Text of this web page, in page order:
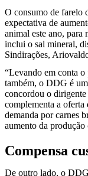
O consumo de farelo
expectativa de
animal este ano, para
inclui o sal mineral,
Sindirações,
“Levando em conta
também, o DDG é
concordou o
complementa a oferta
demanda por carnes
aumento da produção
Compensa
De outro lado, o